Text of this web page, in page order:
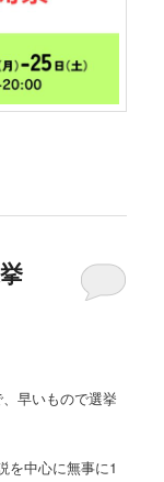
早いもので選挙
を中心に無事に1